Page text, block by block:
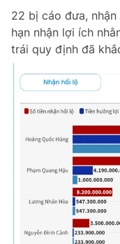
22 bị cáo đưa,
hạn nhận lợi ích
trái quy định đã